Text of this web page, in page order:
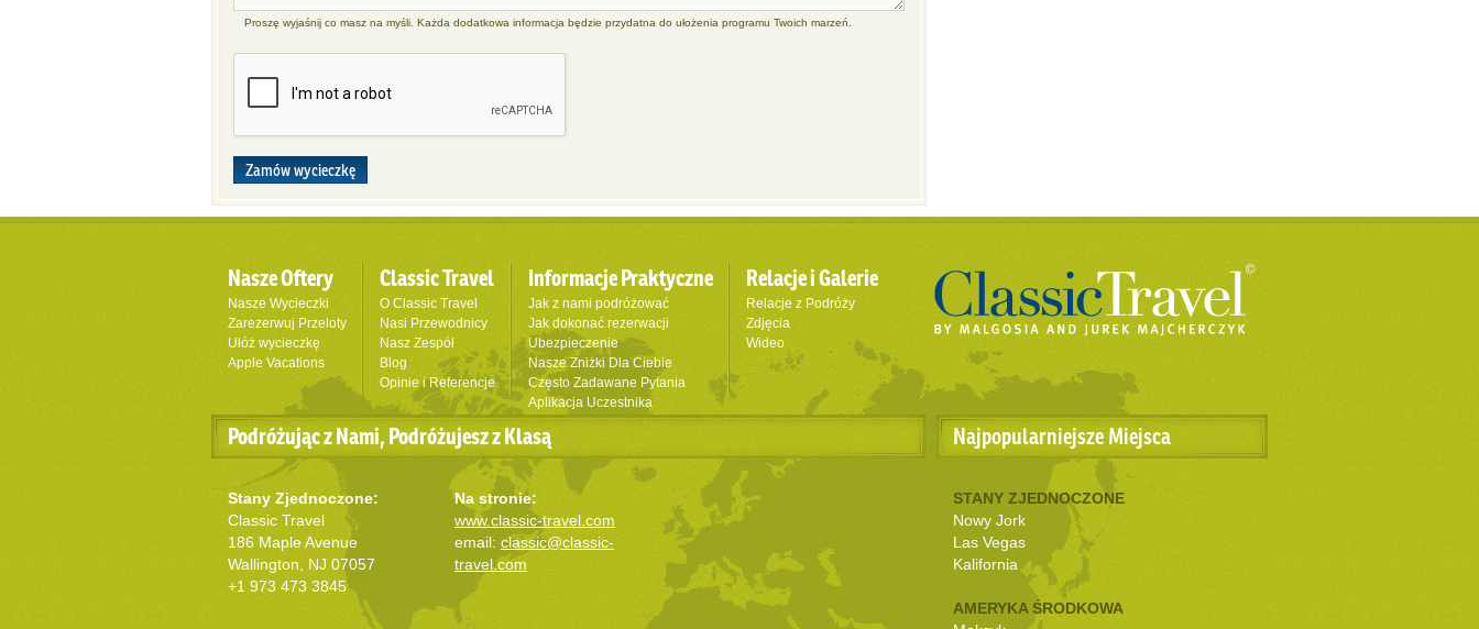
Proszę wyjaśnij co masz na myśli. Każda dodatkowa informacja będzie przydatna do ułożenia programu Twoich marzeń.
Zamów wycieczkę
Nasze Oftery
Nasze Wycieczki
Zarezerwuj Przeloty
Ułóż wycieczkę
Apple Vacations
Classic Travel
O Classic Travel
Nasi Przewodnicy
Nasz Zespół
Blog
Opinie i Referencje
Informacje Praktyczne
Jak z nami podróżować
Jak dokonać rezerwacji
Ubezpieczenie
Nasze Zniżki Dla Ciebie
Często Zadawane Pytania
Aplikacja Uczestnika
Relacje i Galerie
Relacje z Podróży
Zdjęcia
Wideo
Podróżując z Nami, Podróżujesz z Klasą
Stany Zjednoczone:
Classic Travel
186 Maple Avenue
Wallington, NJ 07057
+1 973 473 3845
Na stronie:
www.classic-travel.com
email: classic@classic-
travel.com
Najpopularniejsze Miejsca
STANY ZJEDNOCZONE
Nowy Jork
Las Vegas
Kalifornia
AMERYKA ŚRODKOWA